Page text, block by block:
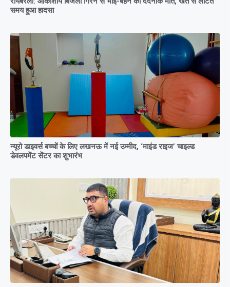
समय हुआ हादसा
न्यूरो डाइवर्स बच्चों के लिए लखनऊ में नई उम्मीद, ‘माइंड राइज’ चाइल्ड
डेवलपमेंट सेंटर का शुभारंभ